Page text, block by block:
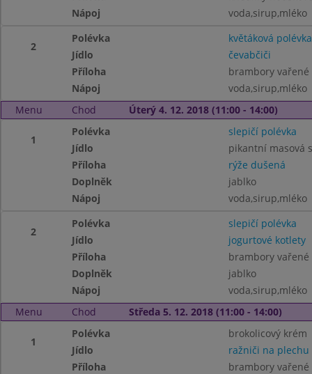
Nápoj
voda,sirup,mléko
2
Polévka
květáková polévka
Jídlo
čevabčiči
Příloha
brambory vařené
Nápoj
voda,sirup,mléko
Menu
Chod Úterý 4. 12. 2018 (11:00 - 14:00)
1
Polévka
slepičí polévka
Jídlo
pikantní masová
Příloha
rýže dušená
Doplněk
jablko
Nápoj
voda,sirup,mléko
2
Polévka
slepičí polévka
Jídlo
jogurtové kotlety
Příloha
brambory vařené
Doplněk
jablko
Nápoj
voda,sirup,mléko
Menu
Chod Středa 5. 12. 2018 (11:00 - 14:00)
1
Polévka
brokolicový krém
Jídlo
ražniči na plechu
Příloha
brambory vařené